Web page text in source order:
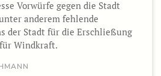
Vorwürfe gegen die Stadt
anderem fehlende
der Stadt für die Erschließung
Windkraft.